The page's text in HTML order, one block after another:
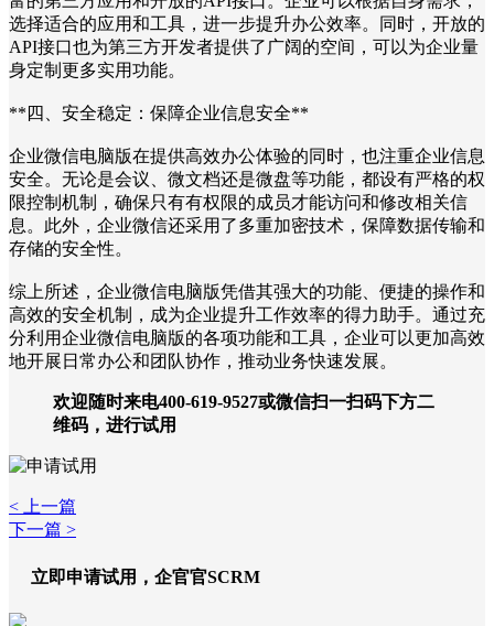
选择适合的应用和工具，进一步提升办公效率。同时，开放的
API接口也为第三方开发者提供了广阔的空间，可以为企业量
身定制更多实用功能。
**四、安全稳定：保障企业信息安全**
企业微信电脑版在提供高效办公体验的同时，也注重企业信息
安全。无论是会议、微文档还是微盘等功能，都设有严格的权
限控制机制，确保只有有权限的成员才能访问和修改相关信
息。此外，企业微信还采用了多重加密技术，保障数据传输和
存储的安全性。
综上所述，企业微信电脑版凭借其强大的功能、便捷的操作和
高效的安全机制，成为企业提升工作效率的得力助手。通过充
分利用企业微信电脑版的各项功能和工具，企业可以更加高效
地开展日常办公和团队协作，推动业务快速发展。
欢迎随时来电400-619-9527或微信扫一扫码下方二
维码，进行试用
< 上一篇
下一篇 >
立即申请试用，企官官SCRM